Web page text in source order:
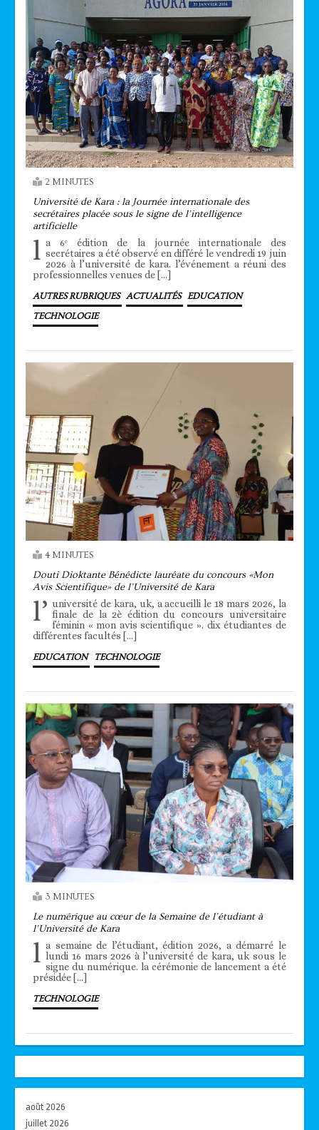
2 MINUTES
Université de Kara : la Journée internationale des
secrétaires placée sous le signe de l’intelligence
artificielle
l a 6ᵉ édition de la journée internationale des
secrétaires a été observé en différé le vendredi 19 juin
2026 à l’université de kara. l’événement a réuni des
professionnelles venues de […]
AUTRES RUBRIQUES ACTUALITÉS EDUCATION
TECHNOLOGIE
4 MINUTES
Douti Dioktante Bénédicte lauréate du concours «Mon
Avis Scientifique» de l’Université de Kara
l’ université de kara, uk, a accueilli le 18 mars 2026, la
finale de la 2è édition du concours universitaire
féminin « mon avis scientifique ». dix étudiantes de
différentes facultés […]
EDUCATION TECHNOLOGIE
3 MINUTES
Le numérique au cœur de la Semaine de l’étudiant à
l’Université de Kara
l a semaine de l’étudiant, édition 2026, a démarré le
lundi 16 mars 2026 à l’université de kara, uk sous le
signe du numérique. la cérémonie de lancement a été
présidée […]
TECHNOLOGIE
août 2026
juillet 2026